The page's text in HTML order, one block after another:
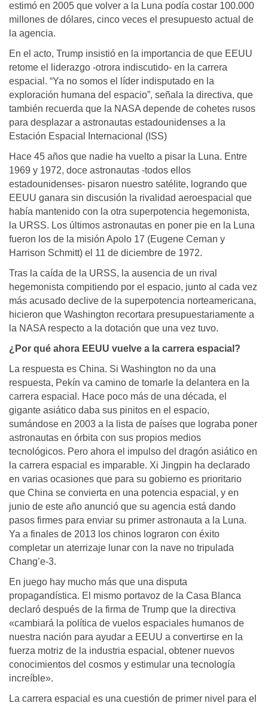
estimó en 2005 que volver a la Luna podía costar 100.000
millones de dólares, cinco veces el presupuesto actual de
la agencia.
En el acto, Trump insistió en la importancia de que EEUU
retome el liderazgo -otrora indiscutido- en la carrera
espacial. “Ya no somos el líder indisputado en la
exploración humana del espacio”, señala la directiva, que
también recuerda que la NASA depende de cohetes rusos
para desplazar a astronautas estadounidenses a la
Estación Espacial Internacional (ISS)
Hace 45 años que nadie ha vuelto a pisar la Luna. Entre
1969 y 1972, doce astronautas -todos ellos
estadounidenses- pisaron nuestro satélite, logrando que
EEUU ganara sin discusión la rivalidad aeroespacial que
había mantenido con la otra superpotencia hegemonista,
la URSS. Los últimos astronautas en poner pie en la Luna
fueron los de la misión Apolo 17 (Eugene Cernan y
Harrison Schmitt) el 11 de diciembre de 1972.
Tras la caída de la URSS, la ausencia de un rival
hegemonista compitiendo por el espacio, junto al cada vez
más acusado declive de la superpotencia norteamericana,
hicieron que Washington recortara presupuestariamente a
la NASA respecto a la dotación que una vez tuvo.
¿Por qué ahora EEUU vuelve a la carrera espacial?
La respuesta es China. Si Washington no da una
respuesta, Pekín va camino de tomarle la delantera en la
carrera espacial. Hace poco más de una década, el
gigante asiático daba sus pinitos en el espacio,
sumándose en 2003 a la lista de países que lograba poner
astronautas en órbita con sus propios medios
tecnológicos. Pero ahora el impulso del dragón asiático en
la carrera espacial es imparable. Xi Jingpin ha declarado
en varias ocasiones que para su gobierno es prioritario
que China se convierta en una potencia espacial, y en
junio de este año anunció que su agencia está dando
pasos firmes para enviar su primer astronauta a la Luna.
Ya a finales de 2013 los chinos lograron con éxito
completar un aterrizaje lunar con la nave no tripulada
Chang’e-3.
En juego hay mucho más que una disputa
propagandística. El mismo portavoz de la Casa Blanca
declaró después de la firma de Trump que la directiva
«cambiará la política de vuelos espaciales humanos de
nuestra nación para ayudar a EEUU a convertirse en la
fuerza motriz de la industria espacial, obtener nuevos
conocimientos del cosmos y estimular una tecnología
increíble».
La carrera espacial es una cuestión de primer nivel para el